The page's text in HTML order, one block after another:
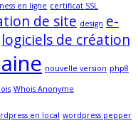
en ligne certificat SSL
de site design e-
logiciels de création
nouvelle version php8
Whois Anonyme
en local wordpress pepper